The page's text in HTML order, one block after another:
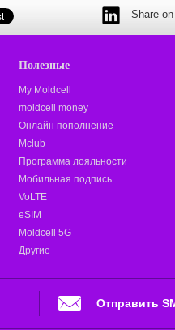
Share
Полезные
My Moldcell
moldcell money
Онлайн пополнение
Mclub
Программа лояльности
Мобильная подпись
VoLTE
eSIM
Moldcell 5G
Другие
Отправить